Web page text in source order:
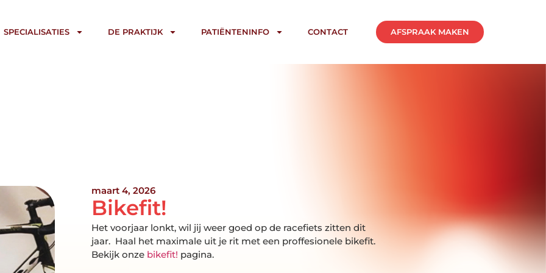
SPECIALISATIES DE PRAKTIJK PATIËNTENINFO CONTACT AFSPRAAK MAKEN
maart 4, 2026
Bikefit!
Het voorjaar lonkt, wil jij weer goed op de racefiets zitten dit
jaar. Haal het maximale uit je rit met een proffesionele bikefit.
Bekijk onze bikefit! pagina.